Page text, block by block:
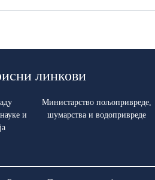
линкови
и
Министарство пољопривреде,
шумарства и водопривреде